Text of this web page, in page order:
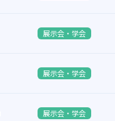
展示会・学会
展示会・学会
展示会・学会